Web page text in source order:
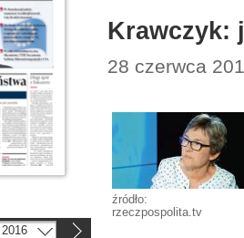
Krawczyk:
28 czerwca
źródło:
rzeczpospolita.tv
2016